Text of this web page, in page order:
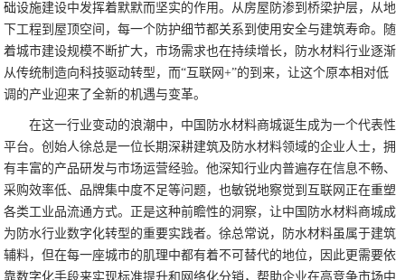
础设施建设中发挥着默默而坚实的作用。从房屋防渗到桥梁护层，从地
下工程到屋顶空间，每一个防护细节都关系到使用安全与建筑寿命。随
着城市建设规模不断扩大，市场需求也在持续增长，防水材料行业逐渐
从传统制造向科技驱动转型，而“互联网+”的到来，让这个原本相对低
调的产业迎来了全新的机遇与变革。
在这一行业变动的浪潮中，中国防水材料商城诞生成为一个代表性
平台。创始人徐总是一位长期深耕建筑及防水材料领域的企业人士，拥
有丰富的产品研发与市场运营经验。他深知行业内普遍存在信息不畅、
采购效率低、品牌集中度不足等问题，也敏锐地察觉到互联网正在重塑
各类工业品流通方式。正是这种前瞻性的洞察，让中国防水材料商城成
为防水行业数字化转型的重要实践者。徐总常说，防水材料虽属于建筑
辅料，但在每一座城市的肌理中都有着不可替代的地位，因此更需要依
靠数字化手段来实现标准提升和网络化分销，帮助企业在高竞争市场中